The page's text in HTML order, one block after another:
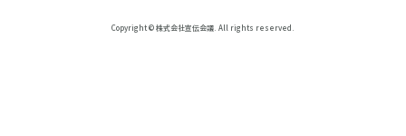
Copyright © 株式会社宣伝会議. All rights reserved.